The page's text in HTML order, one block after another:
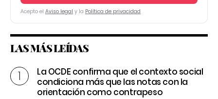
Acepto el Aviso legal y la Política de privacidad
LAS MÁS LEÍDAS
La OCDE confirma que el contexto social
condiciona más que las notas con la
orientación como contrapeso